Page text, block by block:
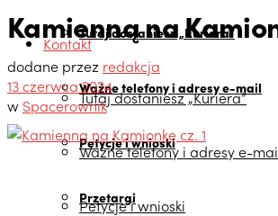
Tutaj dostaniesz „Kuriera”
Ważne telefony i adresy e-mail
Petycje i wnioski
Przetargi
Kontakt
Tutaj dostaniesz „Kuriera”
Ważne telefony i adresy e-
Petycje i wnioski
Kamienną na
dodane przez redakcja
13 czerwca 2024
w Spacerownik